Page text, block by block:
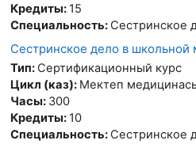
Кредиты: 15
Специальность: Сестринское
Сестринское дело в школьной
Тип: Сертификационный курс
Цикл (каз): Мектеп
Часы: 300
Кредиты: 10
Специальность: Сестринское